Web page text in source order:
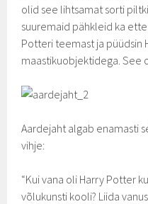
olid see lihtsamat sorti
suuremaid pähkleid ka
Potteri teemast ja püüdsin
maastikuobjektidega. See
Aardejaht algab enamasti
vihje:
“Kui vana oli Harry Potter
võlukunsti kooli? Liida